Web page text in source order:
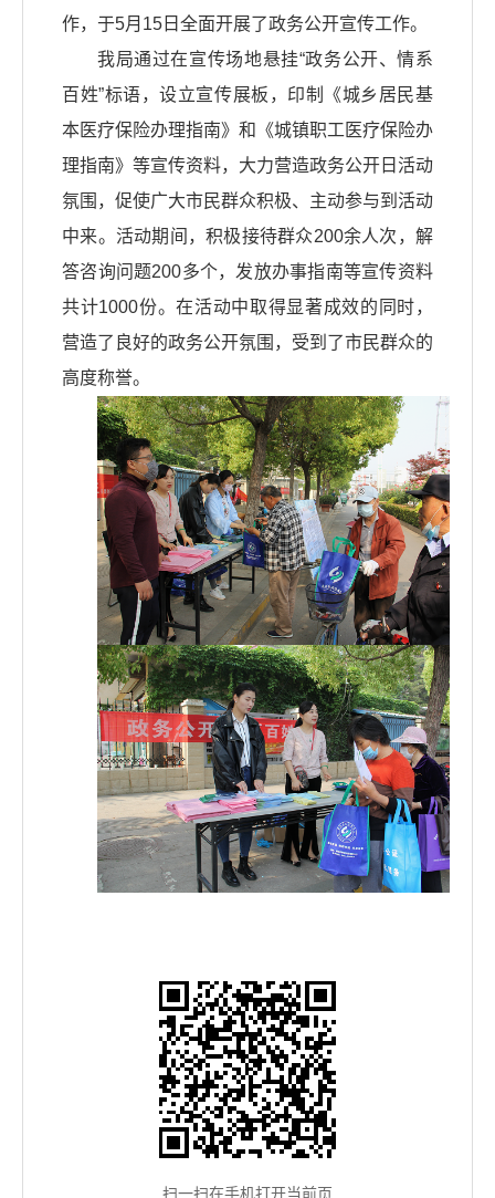
作，于5月15日全面开展了政务公开宣传工作。
我局通过在宣传场地悬挂“政务公开、情系
百姓”标语，设立宣传展板，印制《城乡居民基
本医疗保险办理指南》和《城镇职工医疗保险办
理指南》等宣传资料，大力营造政务公开日活动
氛围，促使广大市民群众积极、主动参与到活动
中来。活动期间，积极接待群众200余人次，解
答咨询问题200多个，发放办事指南等宣传资料
共计1000份。在活动中取得显著成效的同时，
营造了良好的政务公开氛围，受到了市民群众的
高度称誉。
扫一扫在手机打开当前页